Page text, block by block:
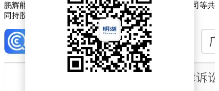
鹏辉能源（300438）旗下广州鹏辉智慧能源技术有限公司等共
同持股。